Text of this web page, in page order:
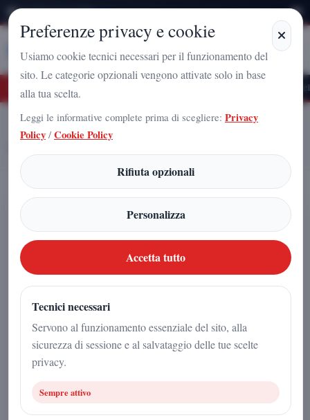
Venerdì 7 Agosto 2026
StampaCampania
Nazionale a Caserta: l'uomo che sta costruendo il radicamento del
Home
Articoli
Carlo Verrillo, il professionista della concretezza: esperienza, impegno e
visione al servizio della comunità
Carlo Verrillo, il professionista della
concretezza: esperienza, impegno e
visione al servizio della comunità
1 maggio 2026
2min | Politica
Preferenze privacy e cookie
Usiamo cookie tecnici necessari per il funzionamento del
sito. Le categorie opzionali vengono attivate solo in base
alla tua scelta.
Leggi le informative complete prima di scegliere: Privacy
Policy / Cookie Policy
Rifiuta opzionali
Personalizza
Accetta tutto
Tecnici necessari
Servono al funzionamento essenziale del sito, alla
sicurezza di sessione e al salvataggio delle tue scelte
privacy.
Sempre attivo